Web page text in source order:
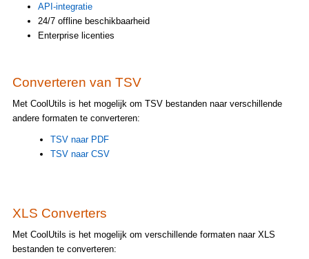
API-integratie
24/7 offline beschikbaarheid
Enterprise licenties
Converteren van TSV
Met CoolUtils is het mogelijk om TSV bestanden naar verschillende
andere formaten te converteren:
TSV naar PDF
TSV naar CSV
XLS Converters
Met CoolUtils is het mogelijk om verschillende formaten naar XLS
bestanden te converteren: